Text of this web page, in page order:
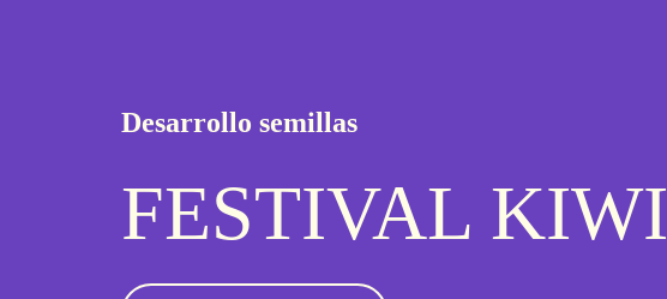
Desarrollo semillas
FESTIVAL KIWI